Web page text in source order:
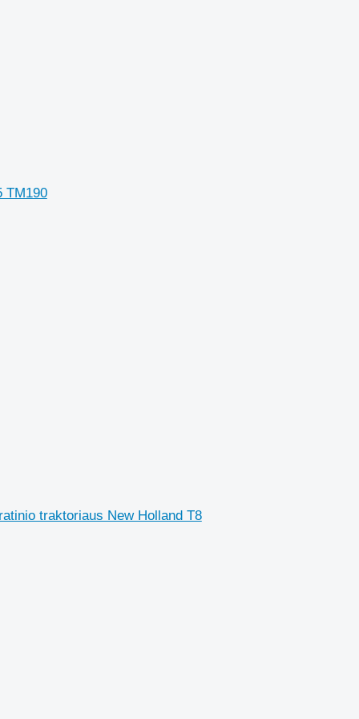
TM190
traktoriaus New Holland T8